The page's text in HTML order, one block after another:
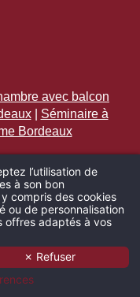
avec balcon
| Séminaire à
Bordeaux
|Hôtel proche
rue Saint Catherine
de la Comédie |
ARRIVÉE
ADULTES
l’utilisation de
à son bon
compris des cookies
ou de personnalisation
offres adaptés à vos
✗ Refuser